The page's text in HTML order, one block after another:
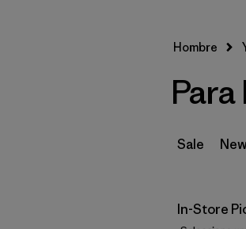
Hombre
Sale
In-Store